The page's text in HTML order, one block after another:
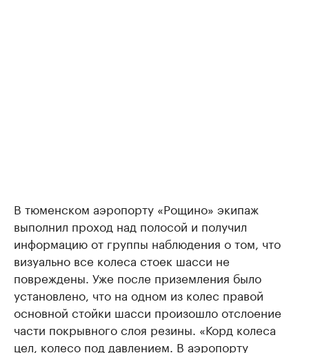
В тюменском аэропорту «Рощино» экипаж
выполнил проход над полосой и получил
информацию от группы наблюдения о том, что
визуально все колеса стоек шасси не
повреждены. Уже после приземления было
установлено, что на одном из колес правой
основной стойки шасси произошло отслоение
части покрывного слоя резины. «Корд колеса
цел, колесо под давлением. В аэропорту